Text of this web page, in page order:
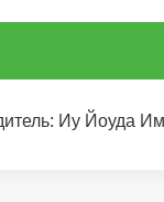
Иу Йоуда